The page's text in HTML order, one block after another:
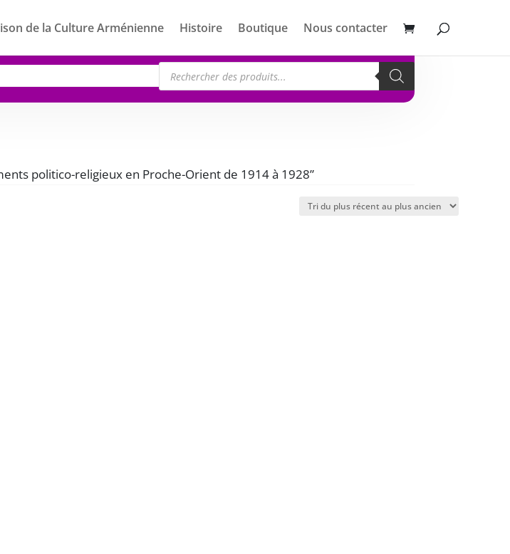
de la Culture Arménienne Histoire Boutique Nous contacter
Recherche
de
produits
politico-religieux en Proche-Orient de 1914 à 1928”